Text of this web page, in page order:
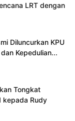
LRT dengan
Diluncurkan KPU
Kepedulian...
Tongkat
kepada Rudy